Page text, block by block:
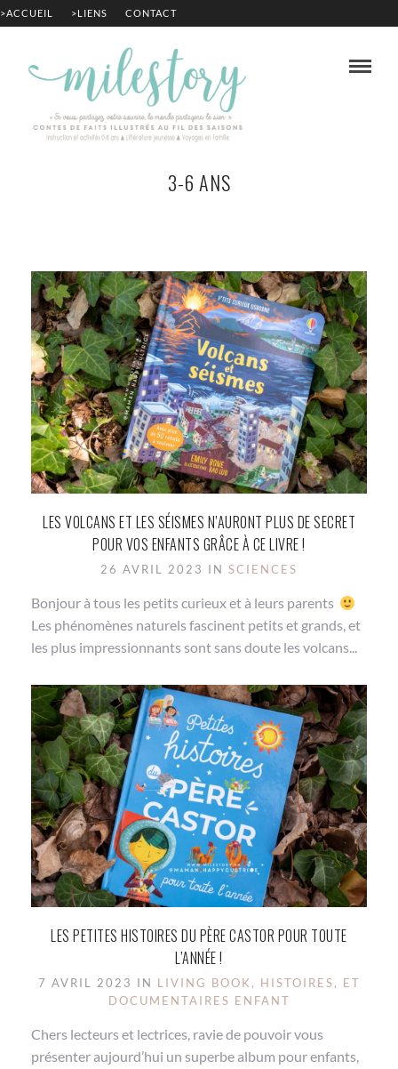
>ACCUEIL >LIENS CONTACT
3-6 ANS
LES VOLCANS ET LES SÉISMES N’AURONT PLUS DE SECRET
POUR VOS ENFANTS GRÂCE À CE LIVRE !
26 AVRIL 2023 IN SCIENCES
Bonjour à tous les petits curieux et à leurs parents
Les phénomènes naturels fascinent petits et grands, et
les plus impressionnants sont sans doute les volcans...
LES PETITES HISTOIRES DU PÈRE CASTOR POUR TOUTE
L’ANNÉE !
7 AVRIL 2023 IN LIVING BOOK, HISTOIRES, ET
DOCUMENTAIRES ENFANT
Chers lecteurs et lectrices, ravie de pouvoir vous
présenter aujourd’hui un superbe album pour enfants,